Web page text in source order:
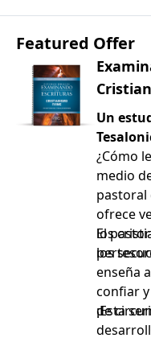
Featured Offer
Un
¿Cómo
medio
pastoral
ofrece
los
El
los
enseña
confiar
de
¡Esta